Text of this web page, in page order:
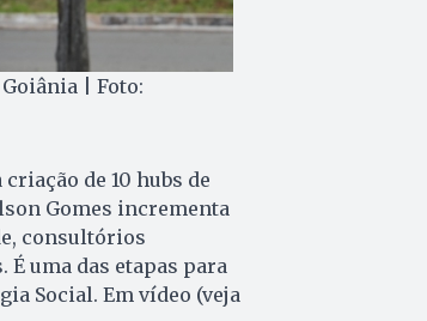
| Foto:
de 10 hubs de
Gomes incrementa
consultórios
uma das etapas para
Social. Em vídeo (veja